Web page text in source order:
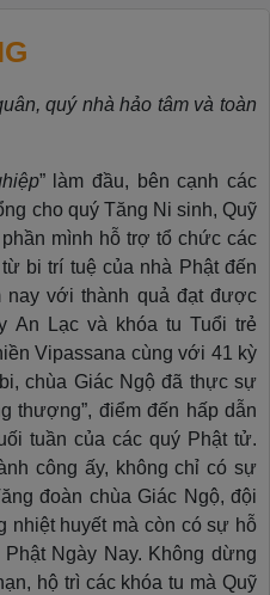
quý nhà hảo tâm và toàn
” làm đầu, bên cạnh các
cho quý Tăng Ni sinh, Quỹ
mình hỗ trợ tổ chức các
bi trí tuệ của nhà Phật đến
nay với thành quả đạt được
An Lạc và khóa tu Tuổi trẻ
Vipassana cùng với 41 kỳ
chùa Giác Ngộ đã thực sự
thượng”, điểm đến hấp dẫn
tuần của các quý Phật tử.
công ấy, không chỉ có sự
đoàn chùa Giác Ngộ, đội
nhiệt huyết mà còn có sự hỗ
Ngày Nay. Không dừng
hộ trì các khóa tu mà Quỹ